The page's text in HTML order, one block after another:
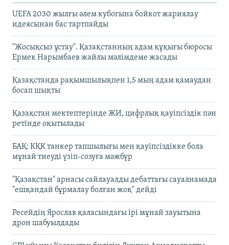
UEFA 2030 жылғы әлем кубогына бойкот жариялау
идеясынан бас тартпайды
"Жосықсыз ұстау". Қазақстанның адам құқығы бюросы
Ермек Нарымбаев жайлы мәлімдеме жасады
Қазақстанда рақымшылықпен 1,5 мың адам қамаудан
босап шықты
Қазақстан мектептерінде ЖИ, цифрлық қауіпсіздік пән
ретінде оқытылады
БАҚ: КҚК танкер тапшылығы мен қауіпсіздікке бола
мұнай тиеуді үзіп-созуға мәжбүр
"Қазақстан" арнасы сайлауалды дебаттағы сауалнамада
"ешқандай бұрмалау болған жоқ" дейді
Ресейдің Ярослав қаласындағы ірі мұнай зауытына
дрон шабуылдады